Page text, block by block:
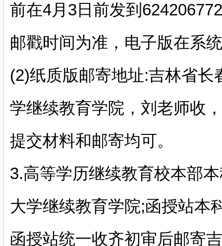
前在4月3日前发到
邮戳时间为准，电子版在系
(2)纸质版邮寄地址:吉林省
学继续教育学院，刘老师收
提交材料和邮寄均可。
3.高等学历继续教育校本部
大学继续教育学院;函授站本
函授站统一收齐初审后邮寄